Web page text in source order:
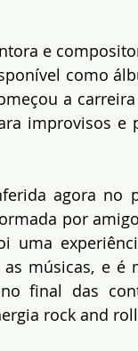
e
como
a
improvisos e
agora no
por
uma
músicas, e
final das
rock and